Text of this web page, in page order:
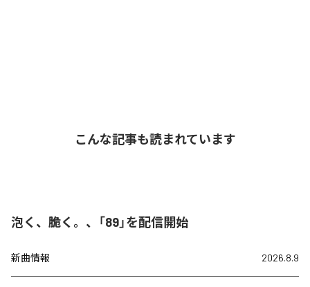
こんな記事も読まれています
泡く、脆く。、「89」を配信開始
新曲情報 2026.8.9